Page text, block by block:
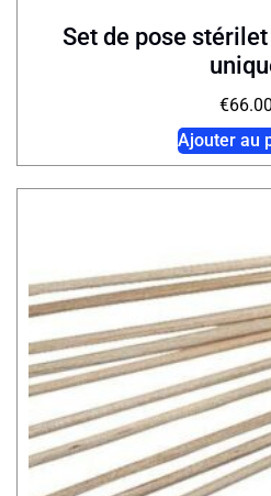
Set de pose
€66.00
Ajouter au